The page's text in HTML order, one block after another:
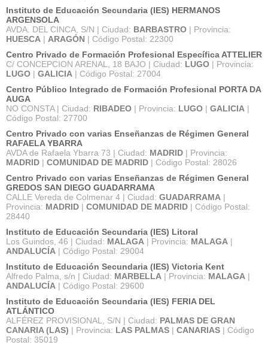
Instituto de Educación Secundaria (IES) HERMANOS
ARGENSOLA
AVDA. DEL CINCA, S/N | Ciudad: BARBASTRO | Provincia:
HUESCA | ARAGÓN | Código Postal: 22300
Centro Privado de Formación Profesional Específica ATTELIER
C/ CONCEPCION ARENAL, 18 BAJO | Ciudad: LUGO | Provincia:
LUGO | GALICIA | Código Postal: 27004
Centro Público Integrado de Formación Profesional PORTA DA
AUGA
NO CONSTA | Ciudad: RIBADEO | Provincia: LUGO | GALICIA |
Código Postal: 27700
Centro Privado con varias Enseñanzas de Régimen General
RAFAELA YBARRA
AVDA de Rafaela Ybarra 73 | Ciudad: MADRID | Provincia:
MADRID | COMUNIDAD DE MADRID | Código Postal: 28026
Centro Privado con varias Enseñanzas de Régimen General
GREDOS SAN DIEGO GUADARRAMA
CALLE Vereda de Colmenar 4 | Ciudad: GUADARRAMA |
Provincia: MADRID | COMUNIDAD DE MADRID | Código Postal:
28440
Instituto de Educación Secundaria (IES) Litoral
Los Guindos, 46 | Ciudad: MALAGA | Provincia: MALAGA |
ANDALUCÍA | Código Postal: 29004
Instituto de Educación Secundaria (IES) Victoria Kent
Alfredo Palma, s/n | Ciudad: MARBELLA | Provincia: MALAGA |
ANDALUCÍA | Código Postal: 29600
Instituto de Educación Secundaria (IES) FERIA DEL
ATLÁNTICO
ALFÉREZ PROVISIONAL, S/N | Ciudad: PALMAS DE GRAN
CANARIA (LAS) | Provincia: LAS PALMAS | CANARIAS | Código
Postal: 35019